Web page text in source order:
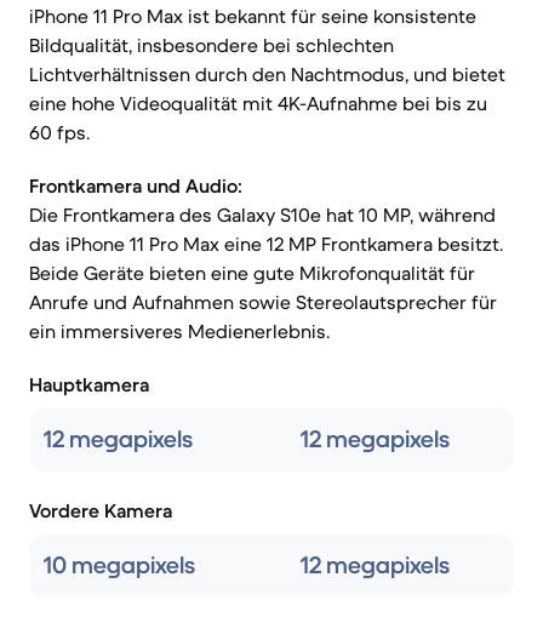
iPhone 11 Pro Max ist bekannt für seine konsistente
Bildqualität, insbesondere bei schlechten
Lichtverhältnissen durch den Nachtmodus, und bietet
eine hohe Videoqualität mit 4K-Aufnahme bei bis zu
60 fps.
Frontkamera und Audio:
Die Frontkamera des Galaxy S10e hat 10 MP, während
das iPhone 11 Pro Max eine 12 MP Frontkamera besitzt.
Beide Geräte bieten eine gute Mikrofonqualität für
Anrufe und Aufnahmen sowie Stereolautsprecher für
ein immersiveres Medienerlebnis.
Hauptkamera
12 megapixels 12 megapixels
Vordere Kamera
10 megapixels 12 megapixels